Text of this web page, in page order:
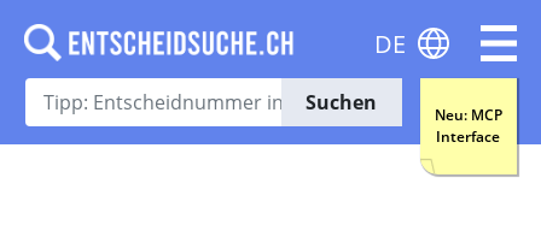
Suchen
Neu: MCP
Interface
DE